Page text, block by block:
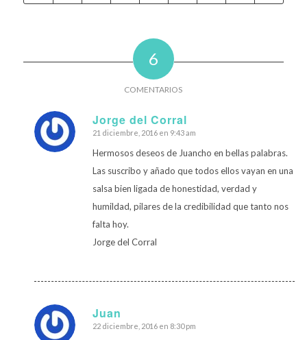
6
COMENTARIOS
Jorge del Corral
Dice:
21 diciembre, 2016 en 9:43 am
Hermosos deseos de Juancho en bellas palabras.
Las suscribo y añado que todos ellos vayan en una
salsa bien ligada de honestidad, verdad y
humildad, pilares de la credibilidad que tanto nos
falta hoy.
Jorge del Corral
Juan
Dice:
22 diciembre, 2016 en 8:30 pm